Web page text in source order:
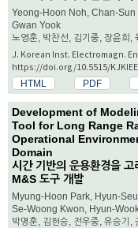
Yeong-Hoon Noh, Chan-
Gwan Yook
노영훈, 박찬선, 김기중, 장윤희,
J. Korean Inst. Electromagn.
https://doi.org/10.5515/
HTML PDF
Development of
Tool for Long Range
Operational
Domain
시간 기반의 운용환경을 고
M&S 도구 개발
Myung-Hoon Park, Hyun-
Se-Woong Kwon, Hyun-
박명훈, 김현승, 전우중, 유승기,